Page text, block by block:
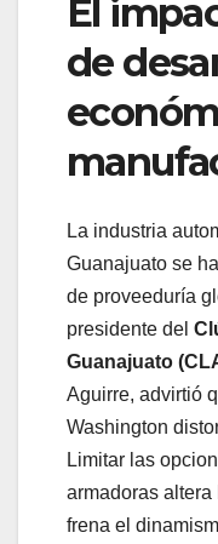
El
de
La industria
Guanajuato se
de proveeduría
presidente del
Guanajuato
Aguirre, advirtió
Washington
Limitar las
armadoras
frena el